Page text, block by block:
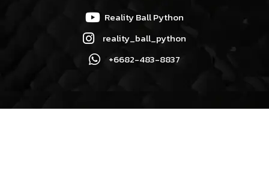
Reality Ball Python
reality_ball_python
+6682-483-8837